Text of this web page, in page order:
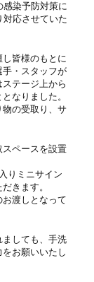
感染予防対策に
対応させていた
皆様のもとに
・スタッフが
テージ上から
なりました。
の受取り、サ
ペースを設置
りミニサイン
きます。
お渡しとなって
しても、手洗
お願いいたし